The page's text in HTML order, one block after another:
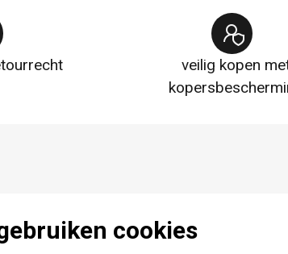
cookies
veilig kopen
een onverliesbare en veilige manier te
De labeldrager wordt aan de